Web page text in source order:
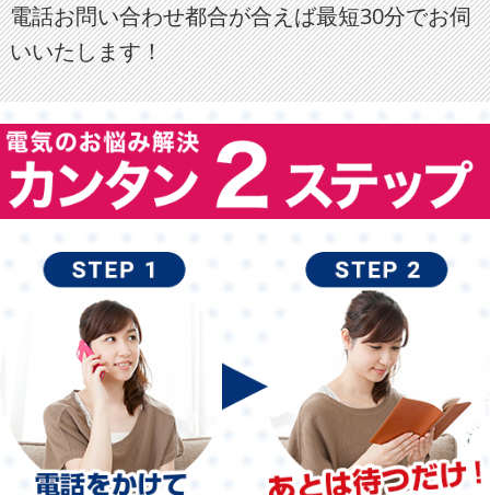
電話お問い合わせ都合が合えば最短30分でお伺
いいたします！